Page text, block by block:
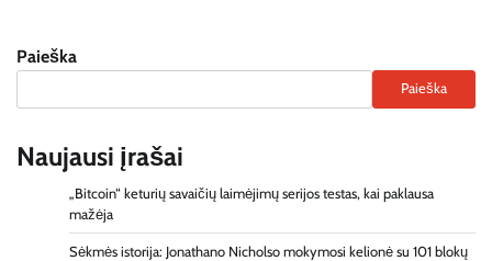
Paieška
Paieška
Naujausi įrašai
„Bitcoin“ keturių savaičių laimėjimų serijos testas, kai paklausa
mažėja
Sėkmės istorija: Jonathano Nicholso mokymosi kelionė su 101 blokų